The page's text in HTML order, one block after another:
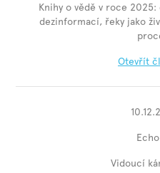
Knihy o vědě v roce
dezinformací, řeky jako
Otevřít
Vidoucí